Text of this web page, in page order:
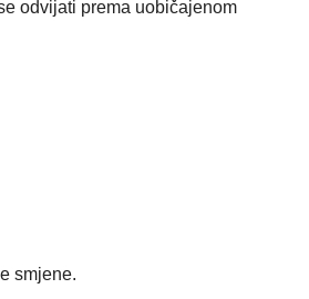
odvijati prema uobičajenom
smjene.